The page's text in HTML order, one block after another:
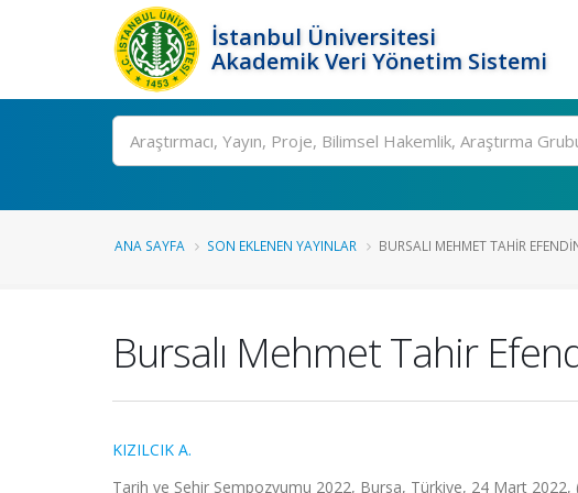
İstanbul Üniversitesi
Akademik Veri Yönetim Sistemi
Ara
ANA SAYFA SON EKLENEN YAYINLAR BURSALI MEHMET TAHIR
Bursalı Mehmet Tahir
KIZILCIK A.
Tarih ve Şehir Sempozyumu 2022, Bursa, Türkiye, 24 Mart